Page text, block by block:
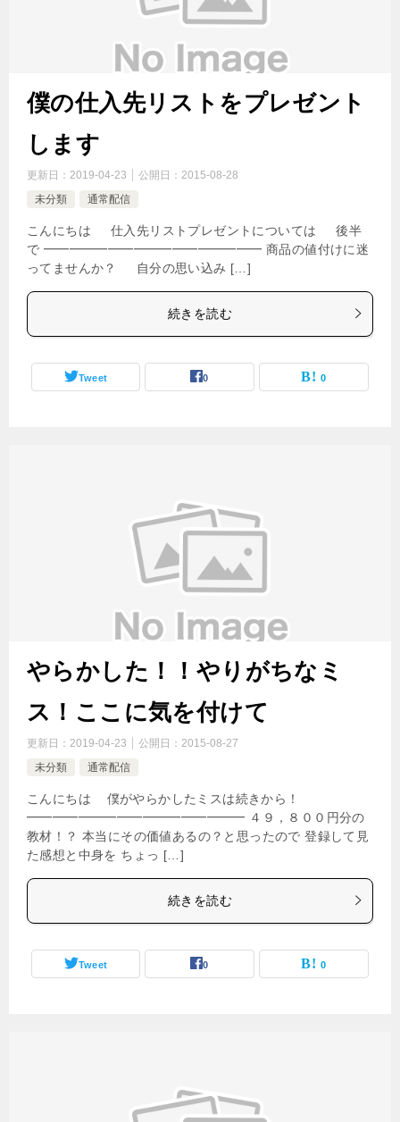
僕の仕入先リストをプレゼント
します
更新日： 2019-04-23 公開日： 2015-08-28
未分類
通常配信
こんにちは 仕入先リストプレゼントについては 後半
で ━━━━━━━━━━━━━━━━━ 商品の値付けに迷
ってませんか？ 自分の思い込み […]
続きを読む
Tweet 0 0
やらかした！！やりがちなミ
ス！ここに気を付けて
更新日： 2019-04-23 公開日： 2015-08-27
未分類
通常配信
こんにちは 僕がやらかしたミスは続きから！
━━━━━━━━━━━━━━━━━ ４９，８００円分の
教材！？ 本当にその価値あるの？と思ったので 登録して見
た感想と中身を ちょっ […]
続きを読む
Tweet 0 0